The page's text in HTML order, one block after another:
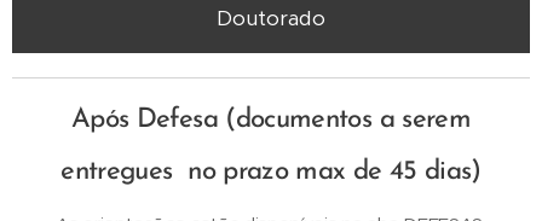
Doutorado
Após Defesa (documentos a serem
entregues no prazo max de 45 dias)